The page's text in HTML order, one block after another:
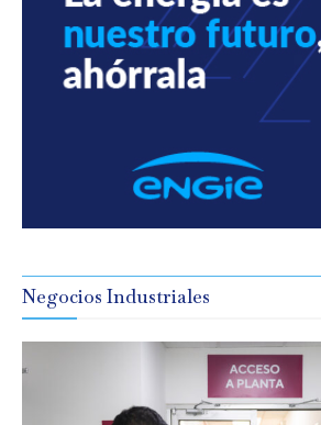
Negocios Industriales